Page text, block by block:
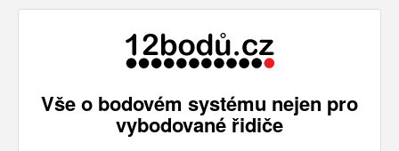
Vše o bodovém systému nejen pro
vybodované řidiče